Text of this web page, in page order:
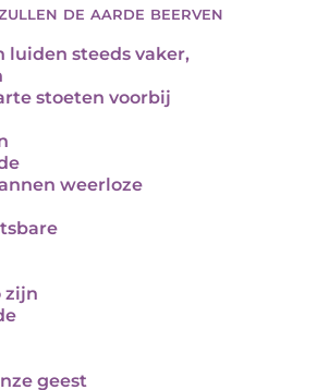
de aarde beerven
luiden steeds vaker,
stoeten voorbij
weerloze
zijn
geest